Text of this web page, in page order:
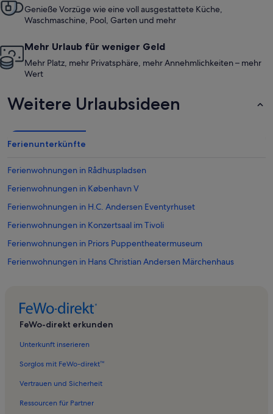
Genieße Vorzüge wie eine voll ausgestattete Küche,
Waschmaschine, Pool, Garten und mehr
Mehr Urlaub für weniger Geld
Mehr Platz, mehr Privatsphäre, mehr Annehmlichkeiten – mehr
Wert
Weitere Urlaubsideen
Ferienunterkünfte
Ferienwohnungen in Rådhuspladsen
Ferienwohnungen in København V
Ferienwohnungen in H.C. Andersen Eventyrhuset
Ferienwohnungen in Konzertsaal im Tivoli
Ferienwohnungen in Priors Puppentheatermuseum
Ferienwohnungen in Hans Christian Andersen Märchenhaus
Ferienwohnungen in Universität Kopenhagen
Ferienwohnungen in Ny Carlsberg Glyptotek
Ferienwohnungen in Kunstforeningen GL Strand
FeWo-direkt erkunden
Unterkunft inserieren
Sorglos mit FeWo-direkt™
Vertrauen und Sicherheit
Ressourcen für Partner